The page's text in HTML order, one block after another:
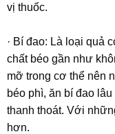
vị thuốc.
· Bí đao: Là loại quả
chất béo gần như
mỡ trong cơ thể nên
béo phì, ăn bí đao
thanh thoát. Với
hơn.